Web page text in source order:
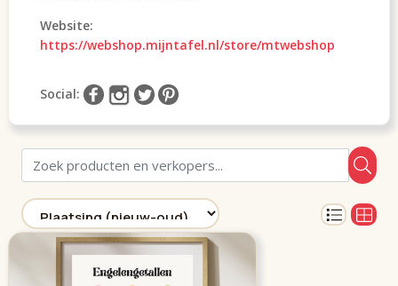
Website:
https://webshop.mijntafel.nl/store/mtwebshop
Social: